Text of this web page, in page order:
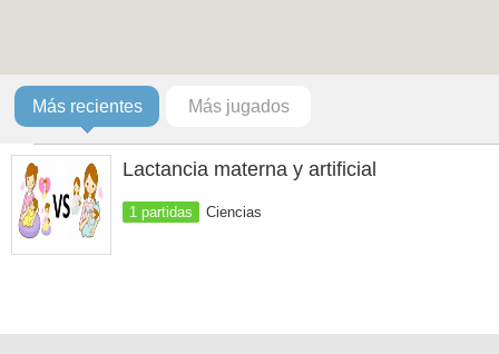
Más recientes Más jugados
Lactancia materna y artificial
1 partidas Ciencias